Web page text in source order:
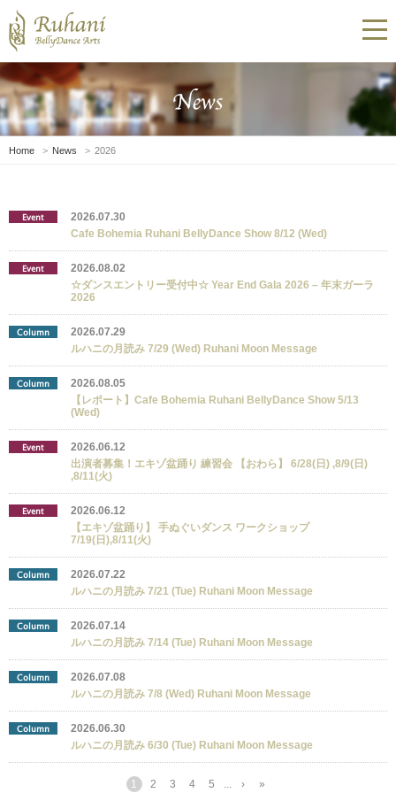
Home News 2026
Event
2026.07.30
Cafe Bohemia Ruhani BellyDance Show 8/12 (Wed)
Event
2026.08.02
☆ダンスエントリー受付中☆ Year End Gala 2026 – 年末ガーラ
2026
Column
2026.07.29
ルハニの月読み 7/29 (Wed) Ruhani Moon Message
Column
2026.08.05
【レポート】Cafe Bohemia Ruhani BellyDance Show 5/13
(Wed)
Event
2026.06.12
出演者募集！エキゾ盆踊り 練習会 【おわら】 6/28(日) ,8/9(日)
,8/11(火)
Event
2026.06.12
【エキゾ盆踊り】 手ぬぐいダンス ワークショップ
7/19(日),8/11(火)
Column
2026.07.22
ルハニの月読み 7/21 (Tue) Ruhani Moon Message
Column
2026.07.14
ルハニの月読み 7/14 (Tue) Ruhani Moon Message
Column
2026.07.08
ルハニの月読み 7/8 (Wed) Ruhani Moon Message
Column
2026.06.30
ルハニの月読み 6/30 (Tue) Ruhani Moon Message
1 2 3 4 5 ... › »